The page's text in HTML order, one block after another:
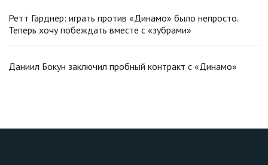
Ретт Гарднер: играть против «Динамо» было непросто.
Теперь хочу побеждать вместе с «зубрами»
Даниил Бокун заключил пробный контракт с «Динамо»